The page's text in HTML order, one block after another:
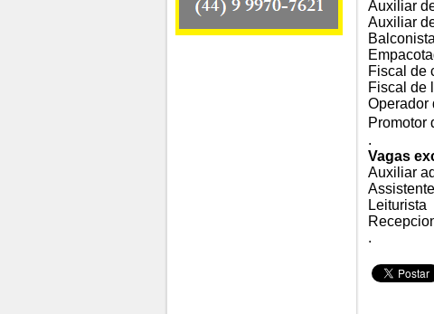
Auxiliar
Auxiliar
Balconista
Fiscal de
Fiscal de
Operador
.
Vagas
Auxiliar
Leiturista
.